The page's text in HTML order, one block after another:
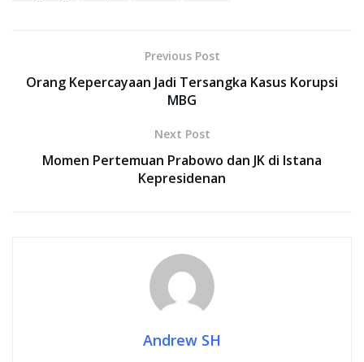
Previous Post
Orang Kepercayaan Jadi Tersangka Kasus Korupsi
MBG
Next Post
Momen Pertemuan Prabowo dan JK di Istana
Kepresidenan
Andrew SH